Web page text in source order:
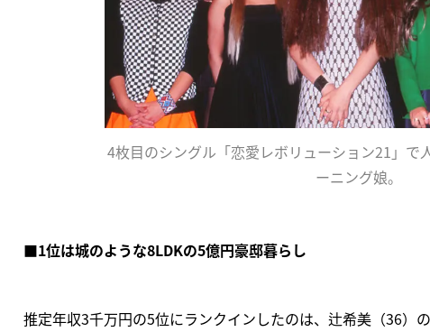
4枚目のシングル「恋愛レボリューション21」で
ーニング娘。
■1位は城のような8LDKの5億円豪邸暮らし
推定年収3千万円の5位にランクインしたのは、辻希美（36）